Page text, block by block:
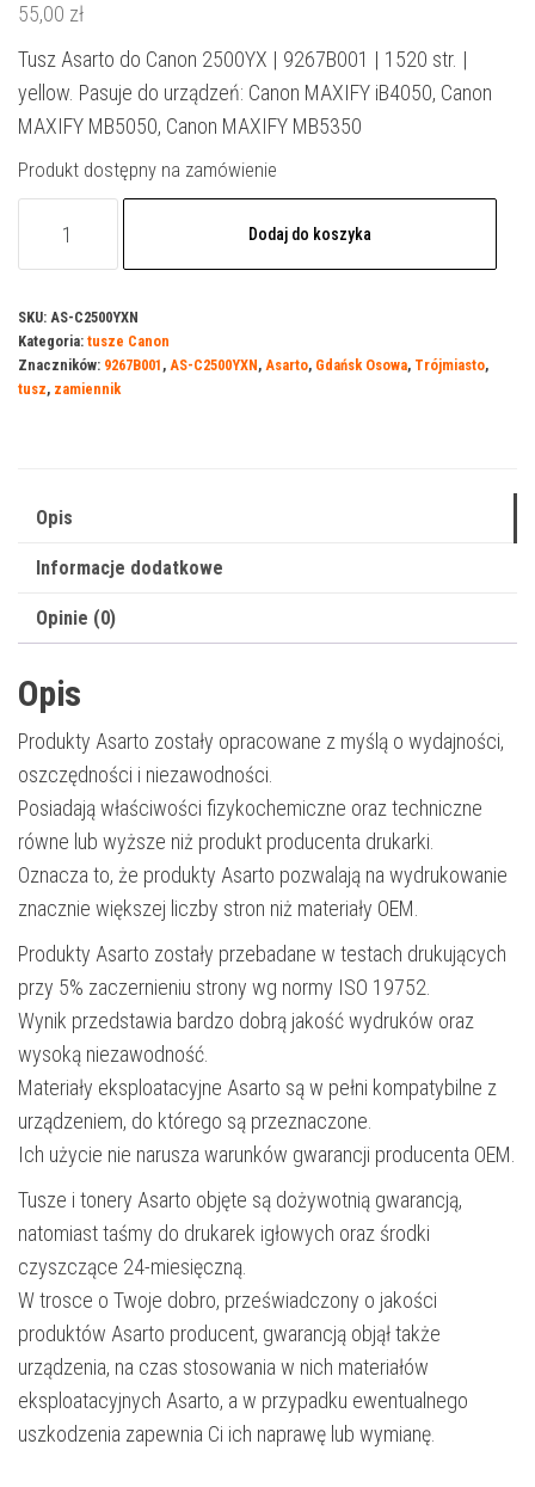
55,00 zł
Tusz Asarto do Canon 2500YX | 9267B001 | 1520 str. |
yellow. Pasuje do urządzeń: Canon MAXIFY iB4050, Canon
MAXIFY MB5050, Canon MAXIFY MB5350
Produkt dostępny na zamówienie
do
Canon
2500YX
1520
yellow
Dodaj do koszyka
SKU: AS-C2500YXN
Kategoria: tusze Canon
Znaczników: 9267B001 , AS-C2500YXN, Asarto, Gdańsk Osowa, Trójmiasto,
tusz, zamiennik
Opis
Informacje dodatkowe
Opinie (0)
Opis
Produkty Asarto zostały opracowane z myślą o wydajności,
oszczędności i niezawodności.
Posiadają właściwości fizykochemiczne oraz techniczne
równe lub wyższe niż produkt producenta drukarki.
Oznacza to, że produkty Asarto pozwalają na wydrukowanie
znacznie większej liczby stron niż materiały OEM.
Produkty Asarto zostały przebadane w testach drukujących
przy 5% zaczernieniu strony wg normy ISO 19752.
Wynik przedstawia bardzo dobrą jakość wydruków oraz
wysoką niezawodność.
Materiały eksploatacyjne Asarto są w pełni kompatybilne z
urządzeniem, do którego są przeznaczone.
Ich użycie nie narusza warunków gwarancji producenta OEM.
Tusze i tonery Asarto objęte są dożywotnią gwarancją,
natomiast taśmy do drukarek igłowych oraz środki
czyszczące 24-miesięczną.
W trosce o Twoje dobro, przeświadczony o jakości
produktów Asarto producent, gwarancją objął także
urządzenia, na czas stosowania w nich materiałów
eksploatacyjnych Asarto, a w przypadku ewentualnego
uszkodzenia zapewnia Ci ich naprawę lub wymianę.